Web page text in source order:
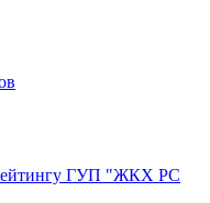
рейтингу ГУП "ЖКХ РС